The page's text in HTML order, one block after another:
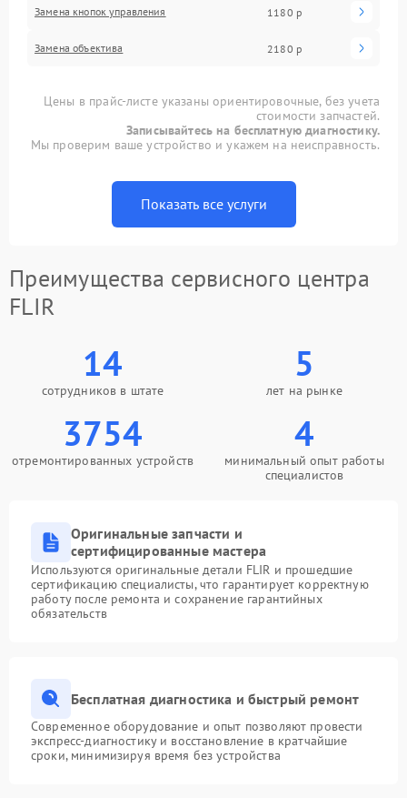
Замена кнопок управления 1180 р
Замена объектива 2180 р
Цены в прайс-листе указаны ориентировочные, без учета
стоимости запчастей.
Записывайтесь на бесплатную диагностику.
Мы проверим ваше устройство и укажем на неисправность.
Показать все услуги
Преимущества сервисного центра
FLIR
14
сотрудников в штате
5
лет на рынке
3754
отремонтированных устройств
4
минимальный опыт работы
специалистов
Оригинальные запчасти и
сертифицированные мастера
Используются оригинальные детали FLIR и прошедшие
сертификацию специалисты, что гарантирует корректную
работу после ремонта и сохранение гарантийных
обязательств
Бесплатная диагностика и быстрый ремонт
Современное оборудование и опыт позволяют провести
экспресс-диагностику и восстановление в кратчайшие
сроки, минимизируя время без устройства